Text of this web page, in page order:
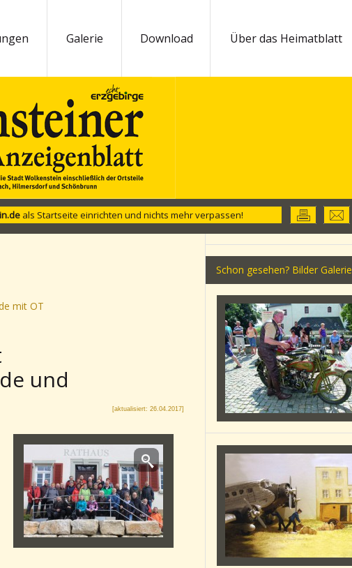
Galerie Download Über das Heimatblatt
als Startseite einrichten und nichts mehr verpassen!
mit OT
und
[aktualisiert: 26.04.2017]
Schon gesehen? Bilder Galerie